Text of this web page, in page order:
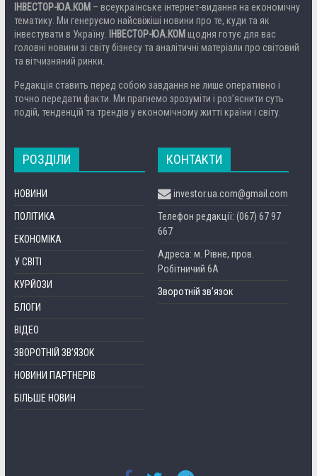
ІНВЕСТОР-ЮА.КОМ – всеукраїнське інтернет-видання на економічну
тематику. Ми генеруємо найсвіжіші новини про те, куди та як
інвестувати в Україну.
ІНВЕСТОР-ЮА.КОМ щодня готує для вас
головні новини зі світу бізнесу та аналітичні матеріали про світовий
та вітчизняний ринки.
Редакція ставить перед собою завдання не лише оперативно і
точно передати факти. Ми прагнемо зрозуміти і роз’яснити суть
подій, тенденцій та трендів у економічному житті країни і світу.
РОЗДІЛИ
НОВИНИ
ПОЛІТИКА
ЕКОНОМІКА
У СВІТІ
КУРЙОЗИ
БЛОГИ
ВІДЕО
ЗВОРОТНІЙ ЗВ’ЯЗОК
НОВИНИ ПАРТНЕРІВ
БІЛЬШЕ НОВИН
КОНТАКТИ
investor.ua.com@gmail.com
Телефон редакції: (067) 67 97
667
Адреса: м. Рівне, пров.
Робітничий 6А
Зворотній зв’язок